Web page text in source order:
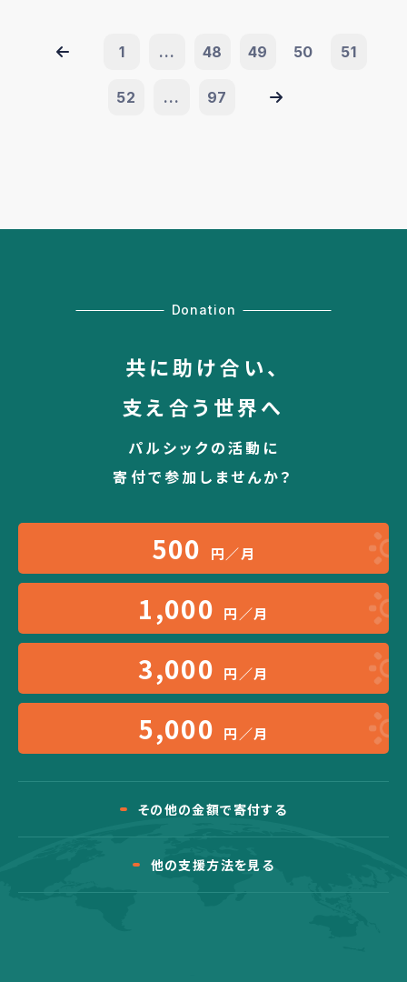
1 ... 48 49 50 51
52 ... 97
Donation
共に助け合い、
支え合う世界へ
パルシックの活動に
寄付で参加しませんか？
500 円／月
1,000 円／月
3,000 円／月
5,000 円／月
その他の金額で寄付する
他の支援方法を見る